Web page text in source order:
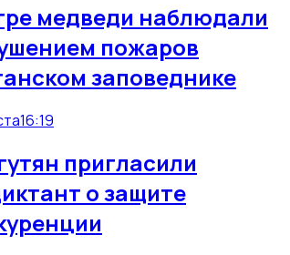
медведи наблюдали
пожаров
заповеднике
16:19
пригласили
о защите